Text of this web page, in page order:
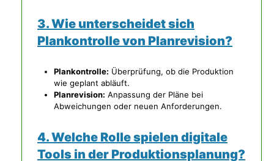
3. Wie unterscheidet sich
Plankontrolle von Planrevision?
Plankontrolle: Überprüfung, ob die Produktion
wie geplant abläuft.
Planrevision: Anpassung der Pläne bei
Abweichungen oder neuen Anforderungen.
4. Welche Rolle spielen digitale
Tools in der Produktionsplanung?